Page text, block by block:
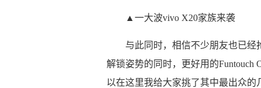
▲一大波vivo X20家族来袭
与此同时，相信不少朋友也已
解锁姿势的同时，更好用的Funtouch
以在这里我给大家挑了其中最出众的